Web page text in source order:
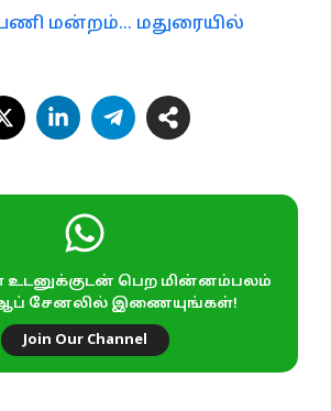
மன்றம்… மதுரையில்
உடனுக்குடன் பெற மின்னம்பலம்
சேனலில் இணையுங்கள்!
Join Our Channel